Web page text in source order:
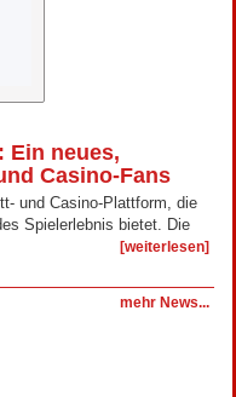
Ein neues,
Casino-Fans
und Casino-Plattform, die
Spielerlebnis bietet. Die
[weiterlesen]
mehr News...